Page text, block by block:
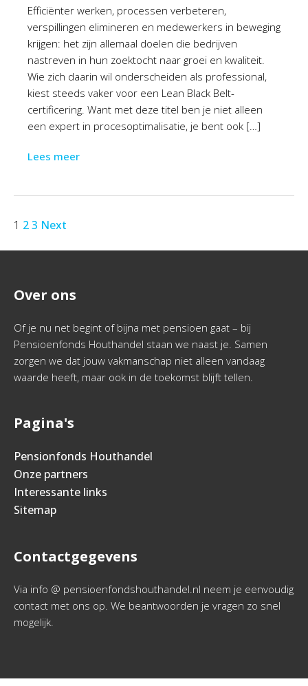
Efficiënter werken, processen verbeteren,
verspillingen elimineren en medewerkers in beweging
krijgen: het zijn allemaal doelen die bedrijven
nastreven in hun zoektocht naar groei en kwaliteit.
Wie zich daarin wil onderscheiden als professional,
kiest steeds vaker voor een Lean Black Belt-
certificering. Want met deze titel ben je niet alleen
een expert in procesoptimalisatie, je bent ook […]
Lees meer
1 23 Next
Over ons
Of je nu net begint of bijna met pensioen gaat – bij
Pensioenfonds Houthandel staan we naast je. Samen
zorgen we dat jouw vakmanschap niet alleen vandaag
waarde heeft, maar ook in de toekomst blijft tellen.
Pagina's
Pensionfonds Houthandel
Onze partners
Interessante links
Sitemap
Contactgegevens
Via info @ pensioenfondshouthandel.nl neem je eenvoudig
contact met ons op. We beantwoorden je vragen zo snel
mogelijk.